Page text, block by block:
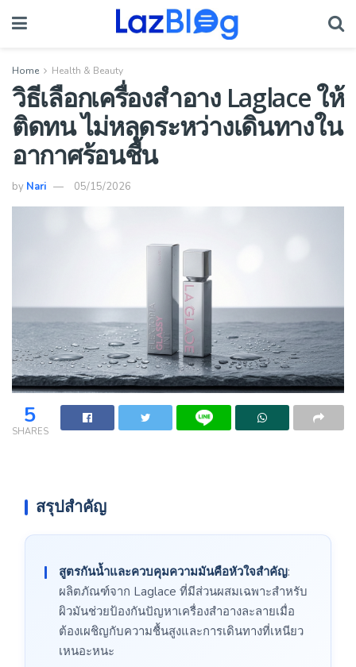
Home Health & Beauty
วิธีเลือกเครื่องสำอาง Laglace ให้
ติดทน ไม่หลุดระหว่างเดินทางใน
อากาศร้อนชื้น
by Nari 05/15/2026
5
SHARES
สรุปสำคัญ
สูตรกันน้ำและควบคุมความมันคือหัวใจสำคัญ:
ผลิตภัณฑ์จาก Laglace ที่มีส่วนผสมเฉพาะสำหรับ
ผิวมันช่วยป้องกันปัญหาเครื่องสำอางละลายเมื่อ
ต้องเผชิญกับความชื้นสูงและการเดินทางที่เหนียว
เหนอะหนะ